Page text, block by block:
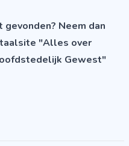
Neem dan
"Alles over
Gewest"